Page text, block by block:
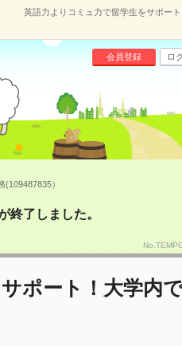
英語力よりコミュ力で留学生をサポー
会員登録 ロ
(109487835）
終了しました。
ポート！大学内